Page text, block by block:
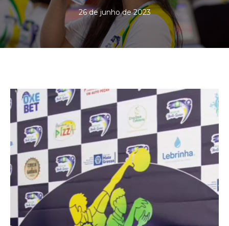
26 de junho de 2023
Tocador
de
vídeo